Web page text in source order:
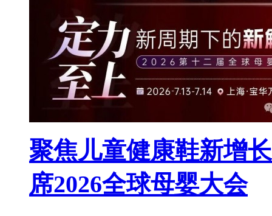
聚焦儿童健康鞋新增
席2026全球母婴大会